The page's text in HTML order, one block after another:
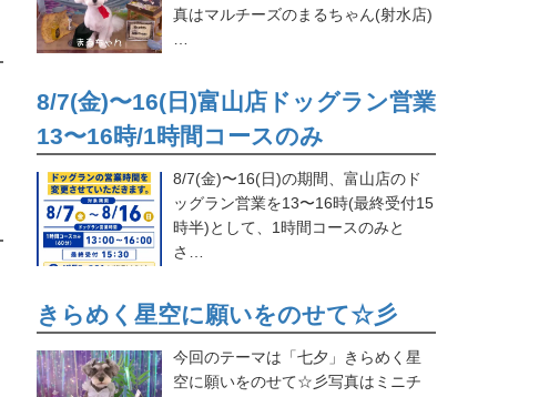
真はマルチーズのまるちゃん(射水店)
…
8/7(金)〜16(日)富山店ドッグラン営業
13〜16時/1時間コースのみ
8/7(金)〜16(日)の期間、富山店のド
ッグラン営業を13〜16時(最終受付15
時半)として、1時間コースのみと
さ…
きらめく星空に願いをのせて☆彡
今回のテーマは「七夕」きらめく星
空に願いをのせて☆彡写真はミニチ